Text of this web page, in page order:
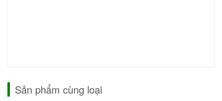
Sản phẩm cùng loại